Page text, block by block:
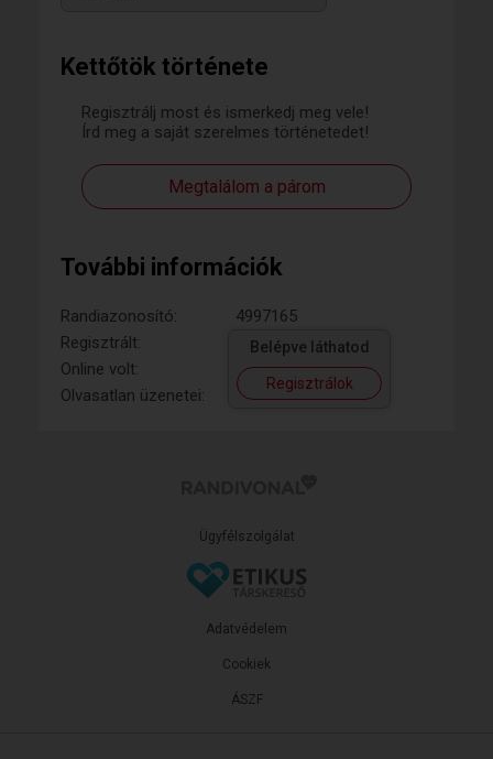
Kettőtök története
Regisztrálj most és ismerkedj meg vele!
Írd meg a saját szerelmes történetedet!
Megtalálom a párom
További információk
Randiazonosító:
4997165
Regisztrált:
Online volt:
Olvasatlan üzenetei:
Belépve láthatod
Regisztrálok
Ügyfélszolgálat
ÁSZF
Adatvédelem
Cookiek